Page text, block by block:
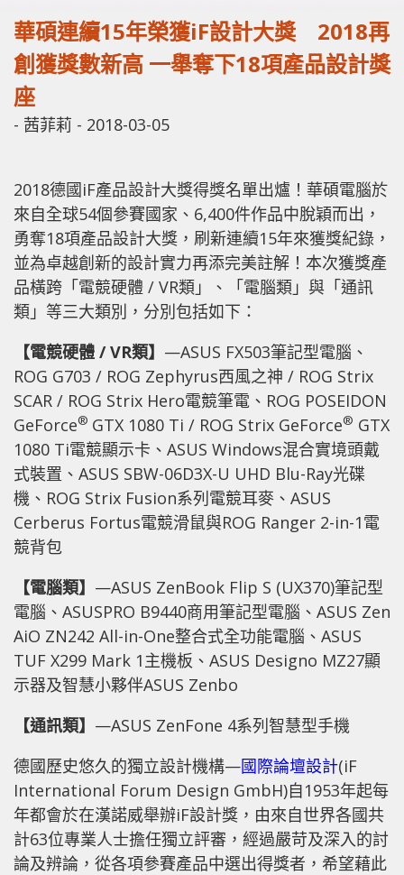
華碩連續15年榮獲iF設計大獎 2018再
創獲獎數新高 一舉奪下18項產品設計獎
座
- 茜菲莉 - 2018-03-05
2018德國iF產品設計大獎得獎名單出爐！華碩電腦於
來自全球54個參賽國家、6,400件作品中脫穎而出，
勇奪18項產品設計大獎，刷新連續15年來獲獎紀錄，
並為卓越創新的設計實力再添完美註解！本次獲獎產
品橫跨「電競硬體 / VR類」、「電腦類」與「通訊
類」等三大類別，分別包括如下：
【電競硬體 / VR類】 —ASUS FX503筆記型電腦、
ROG G703 / ROG Zephyrus西風之神 / ROG Strix
SCAR / ROG Strix Hero電競筆電、ROG POSEIDON
GeForce® GTX 1080 Ti / ROG Strix GeForce® GTX
1080 Ti電競顯示卡、ASUS Windows混合實境頭戴
式裝置、ASUS SBW-06D3X-U UHD Blu-Ray光碟
機、ROG Strix Fusion系列電競耳麥、ASUS
Cerberus Fortus電競滑鼠與ROG Ranger 2-in-1電
競背包
【電腦類】 —ASUS ZenBook Flip S (UX370)筆記型
電腦、ASUSPRO B9440商用筆記型電腦、ASUS Zen
AiO ZN242 All-in-One整合式全功能電腦、ASUS
TUF X299 Mark 1主機板、ASUS Designo MZ27顯
示器及智慧小夥伴ASUS Zenbo
【通訊類】 —ASUS ZenFone 4系列智慧型手機
德國歷史悠久的獨立設計機構—國際論壇設計(iF
International Forum Design GmbH)自1953年起每
年都會於在漢諾威舉辦iF設計獎，由來自世界各國共
計63位專業人士擔任獨立評審，經過嚴苛及深入的討
論及辨論，從各項參賽產品中選出得獎者，希望藉此